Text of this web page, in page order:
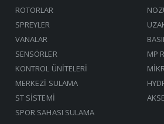
ROTORLAR
SPREYLER
VANALAR
SENSÖRLER
KONTROL ÜNİTELERİ
MERKEZİ SULAMA
ST SİSTEMİ
SPOR SAHASI SULAMA
MP